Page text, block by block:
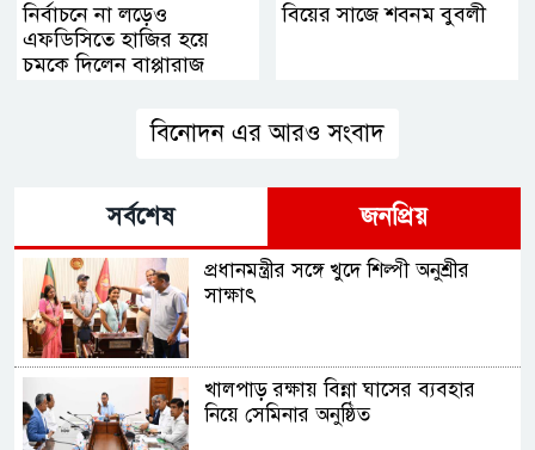
নির্বাচনে না লড়েও
এফডিসিতে হাজির হয়ে
চমকে দিলেন বাপ্পারাজ
বিয়ের সাজে শবনম বুবলী
বিনোদন এর আরও সংবাদ
সর্বশেষ জনপ্রিয়
প্রধানমন্ত্রীর সঙ্গে খুদে শিল্পী অনুশ্রীর
সাক্ষাৎ
খালপাড় রক্ষায় বিন্না ঘাসের ব্যবহার
নিয়ে সেমিনার অনুষ্ঠিত